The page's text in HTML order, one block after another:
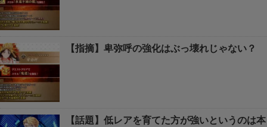
【指摘】卑弥呼の強化はぶっ壊れじゃない？
【話題】低レアを育てた方が強いというのは本